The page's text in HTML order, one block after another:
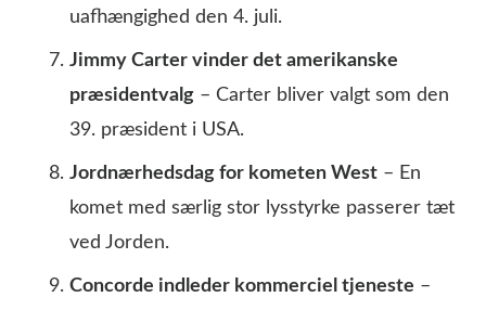
uafhængighed den 4. juli.
Jimmy Carter vinder det amerikanske
præsidentvalg – Carter bliver valgt som den
39. præsident i USA.
Jordnærhedsdag for kometen West – En
komet med særlig stor lysstyrke passerer tæt
ved Jorden.
Concorde indleder kommerciel tjeneste –